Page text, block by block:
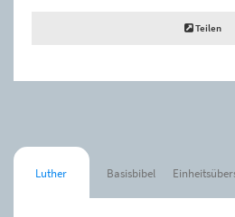
Teilen
Luther Basisbibel